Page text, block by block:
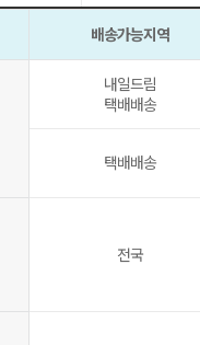
배송가능지역
내일드림
택배배송
택배배송
전국